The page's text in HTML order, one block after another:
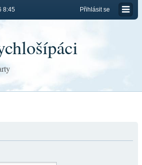
Přihlásit se
8:45